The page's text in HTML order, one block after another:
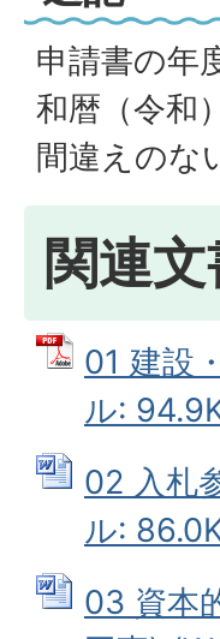
申請書の年
和暦（令和
間違えのな
関連
01 建設
ル:
02 入札
ル:
03 資本